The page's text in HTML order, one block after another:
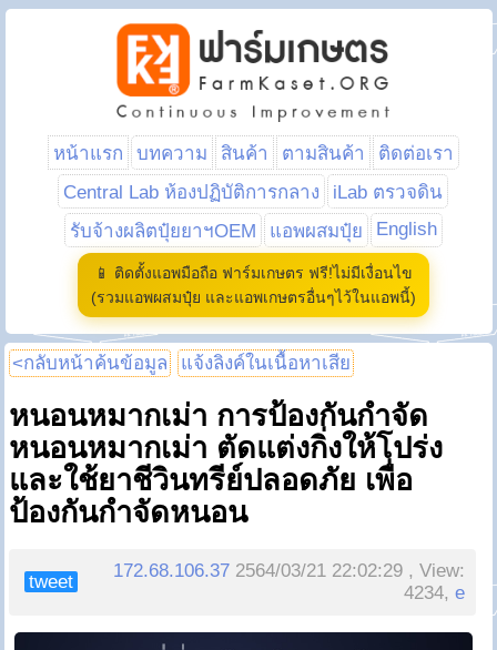
หน้าแรก บทความ สินค้า ตามสินค้า
ติดต่อเรา
Central Lab ห้องปฏิบัติการกลาง
iLab ตรวจดิน
รับจ้างผลิตปุ๋ยยาฯOEM
แอพผสมปุ๋ย English
📱 ติดตั้งแอพมือถือ ฟาร์มเกษตร ฟรี!ไม่มีเงื่อนไข
(รวมแอพผสมปุ๋ย และแอพเกษตรอื่นๆไว้ในแอพนี้)
<กลับหน้าค้นข้อมูล แจ้งลิงค์ในเนื้อหาเสีย
หนอนหมากเม่า การป้องกันกำจัด
หนอนหมากเม่า ตัดแต่งกิ่งให้โปร่ง
และใช้ยาชีวินทรีย์ปลอดภัย เพื่อ
ป้องกันกำจัดหนอน
tweet
172.68.106.37 2564/03/21 22:02:29 , View:
4234,e